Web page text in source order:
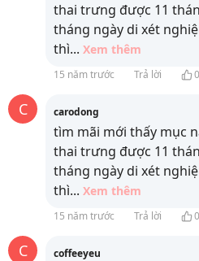
thai trưng được 11
tháng ngày di xét
thì... Xem thêm
15 năm trước Trả lời 0
C carodong
tìm mãi mới thấy mục
thai trưng được 11
tháng ngày di xét
thì... Xem thêm
15 năm trước Trả lời 0
C coffeeyeu